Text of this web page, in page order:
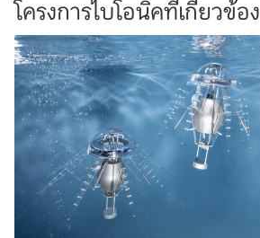
โครงการไบโอนิคที่เกี่ยวข้อง